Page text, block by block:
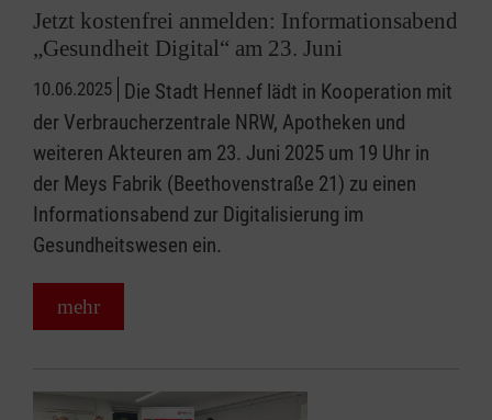
Jetzt kostenfrei anmelden: Informationsabend
„Gesundheit Digital“ am 23. Juni
10.06.2025 Die Stadt Hennef lädt in Kooperation mit
der Verbraucherzentrale NRW, Apotheken und
weiteren Akteuren am 23. Juni 2025 um 19 Uhr in
der Meys Fabrik (Beethovenstraße 21) zu einen
Informationsabend zur Digitalisierung im
Gesundheitswesen ein.
mehr